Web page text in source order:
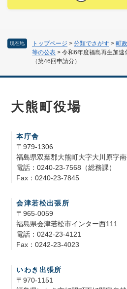
現在地 トップページ > 分類でさがす > 町
等の公表 > 令和6年度福島再生加速
（第46回申請分）
大熊町役場
本庁舎
〒979-1306
福島県双葉郡大熊町大字大川原字
電話：0240-23-7568（総務課）
Fax：0240-23-7845
会津若松出張所
〒965-0059
福島県会津若松市インター西111
電話：0242-23-4121
Fax：0242-23-4023
いわき出張所
〒970-1151